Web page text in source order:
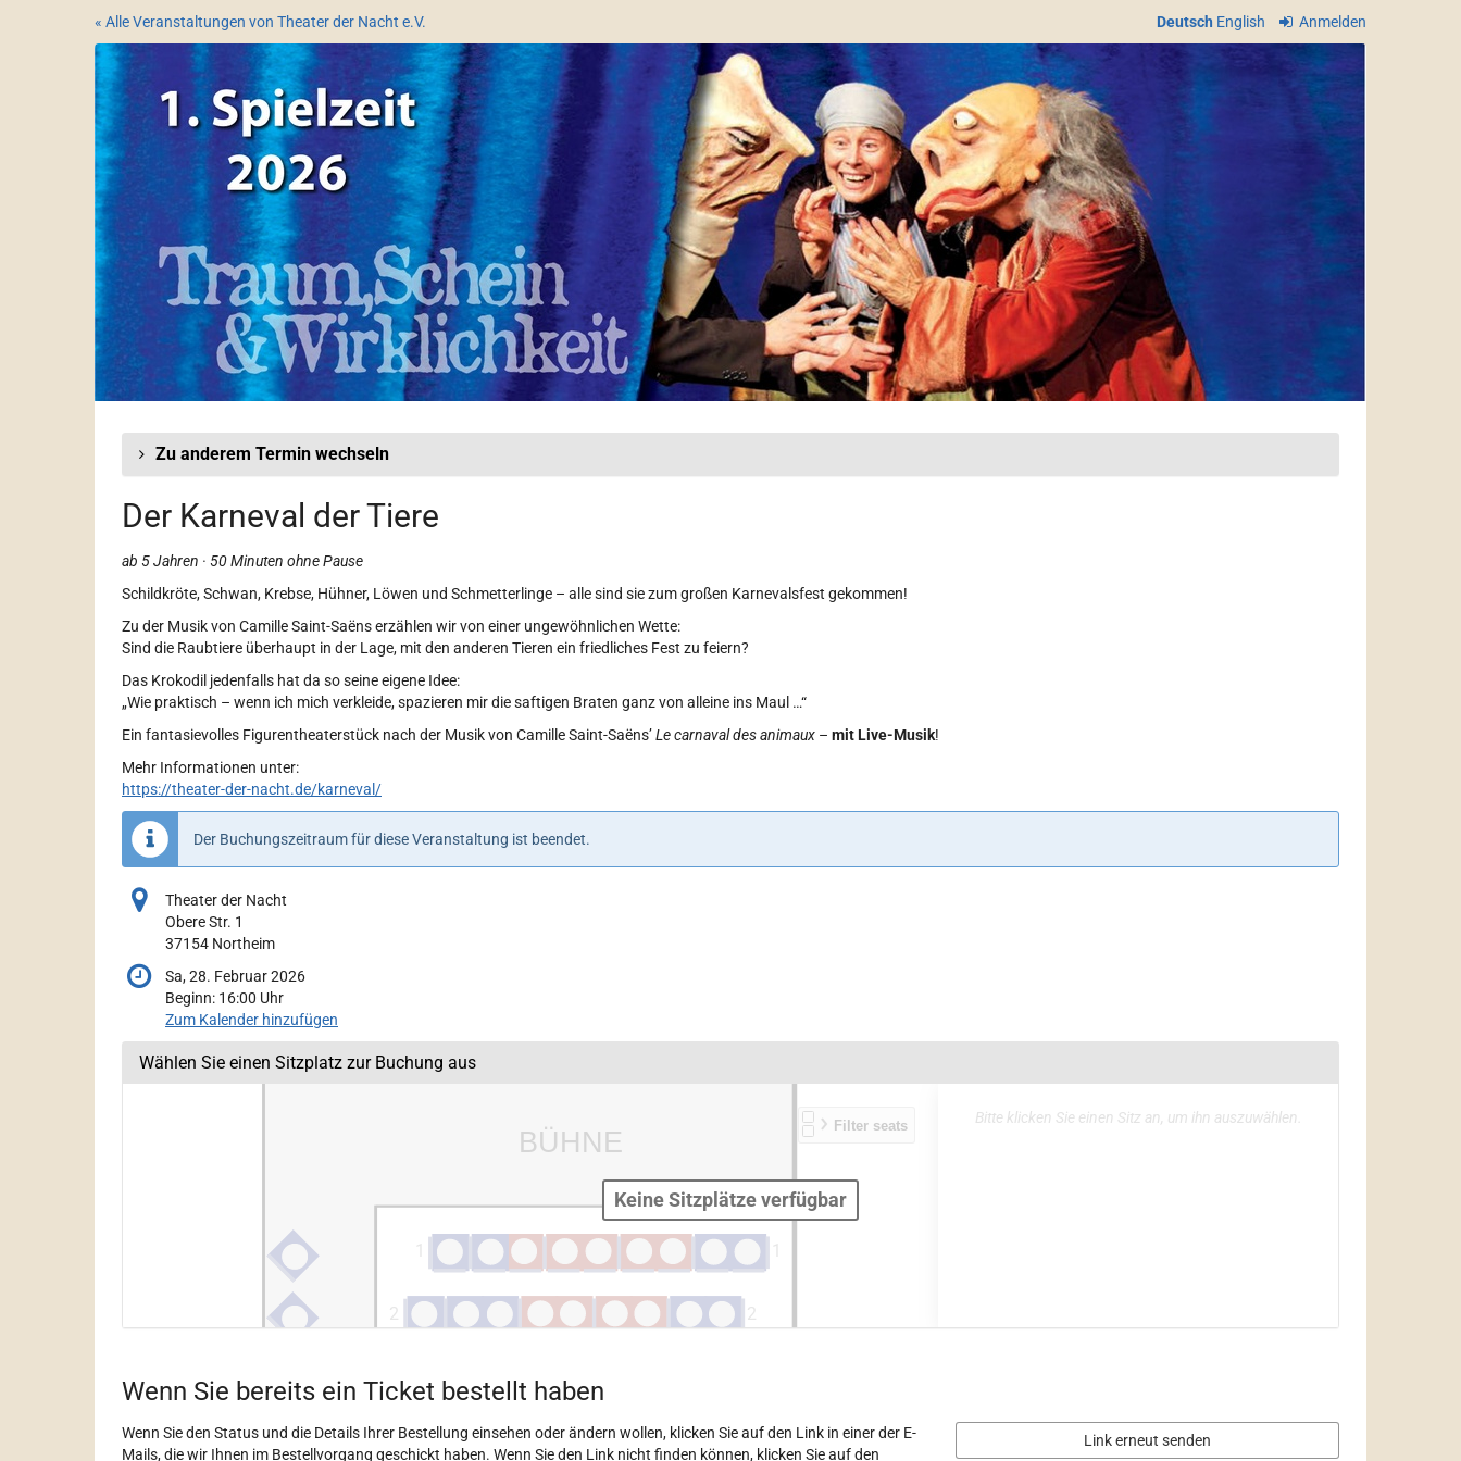
Deutsch English Anmelden
« Alle Veranstaltungen von Theater der Nacht e.V.
1.
Spielzeit
2026
Zu anderem Termin wechseln
Der Karneval der Tiere
ab 5 Jahren · 50 Minuten ohne Pause
Schildkröte, Schwan, Krebse, Hühner, Löwen und Schmetterlinge – alle sind sie zum großen Karnevalsfest gekommen!
Zu der Musik von Camille Saint-Saëns erzählen wir von einer ungewöhnlichen Wette:
Sind die Raubtiere überhaupt in der Lage, mit den anderen Tieren ein friedliches Fest zu feiern?
Das Krokodil jedenfalls hat da so seine eigene Idee:
„Wie praktisch – wenn ich mich verkleide, spazieren mir die saftigen Braten ganz von alleine ins Maul …“
Ein fantasievolles Figurentheaterstück nach der Musik von Camille Saint-Saëns’Le carnaval des animaux – mit Live-Musik!
Mehr Informationen unter:
https://theater-der-nacht.de/karneval/
Der Buchungszeitraum für diese Veranstaltung ist beendet.
Theater der Nacht
Obere Str. 1
37154 Northeim
Sa, 28. Februar 2026
Beginn: 16:00 Uhr
Zum Kalender hinzufügen
Wählen Sie einen Sitzplatz zur Buchung aus
Sitze
Bitte klicken Sie einen Sitz an, um ihn auszuwählen.
Keine Sitzplätze verfügbar
Wenn Sie bereits ein Ticket bestellt haben
Wenn Sie den Status und die Details Ihrer Bestellung einsehen oder ändern wollen, klicken Sie auf den Link in einer der E-
Mails, die wir Ihnen im Bestellvorgang geschickt haben. Wenn Sie den Link nicht finden können, klicken Sie auf den
Link erneut senden